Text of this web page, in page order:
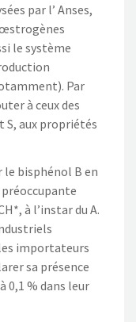
par l’ Anses,
le système
Par
à ceux des
S, aux propriétés
le bisphénol B en
à l’instar du A.
importateurs
sa présence
0,1 % dans leur